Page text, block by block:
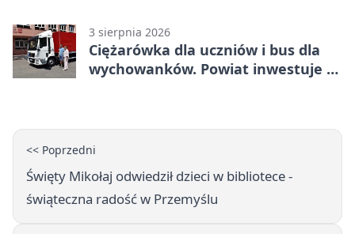
3 sierpnia 2026
Ciężarówka dla uczniów i bus dla
wychowanków. Powiat inwestuje w
<< Poprzedni
Święty Mikołaj odwiedził dzieci w bibliotece -
świąteczna radość w Przemyślu